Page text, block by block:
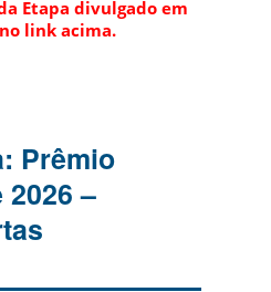
Etapa divulgado em
link acima.
Prêmio
2026 –